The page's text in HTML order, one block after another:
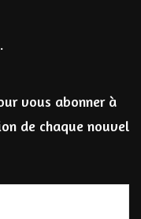
vous abonner à
de chaque nouvel